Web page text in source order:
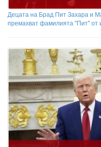
Децата на Брад Пит Захара и
премахват фамилията "Пит" от